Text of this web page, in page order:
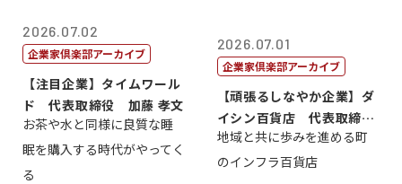
2026.07.02
企業家倶楽部アーカイブ
【注目企業】タイムワール
ド 代表取締役 加藤 孝文
お茶や水と同様に良質な睡
眠を購入する時代がやってく
る
2026.07.01
企業家倶楽部アーカイブ
【頑張るしなやか企業】ダ
イシン百貨店 代表取締役
社長 西山 ...
地域と共に歩みを進める町
のインフラ百貨店